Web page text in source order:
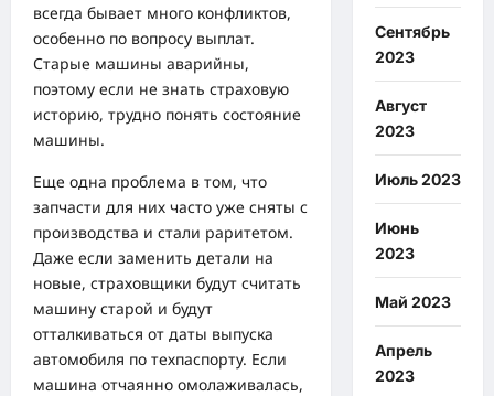
всегда бывает много конфликтов,
особенно по вопросу выплат.
Старые машины аварийны,
поэтому если не знать страховую
историю, трудно понять состояние
машины.
Еще одна проблема в том, что
запчасти для них часто уже сняты с
производства и стали раритетом.
Даже если заменить детали на
новые, страховщики будут считать
машину старой и будут
отталкиваться от даты выпуска
автомобиля по техпаспорту. Если
машина отчаянно омолаживалась,
Сентябрь
2023
Август
2023
Июль 2023
Июнь
2023
Май 2023
Апрель
2023